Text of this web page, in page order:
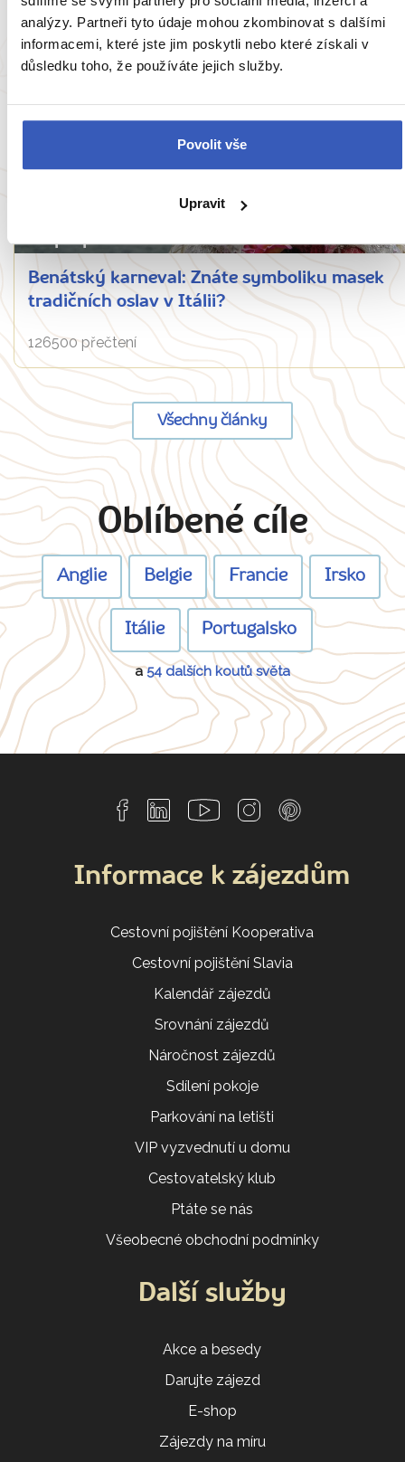
analýzy. Partneři tyto údaje mohou zkombinovat s dalšími
informacemi, které jste jim poskytli nebo které získali v
důsledku toho, že používáte jejich služby.
Povolit vše
Upravit
12302 přečtení
Nepropásněte
Benátský karneval: Znáte symboliku masek
tradičních oslav v Itálii?
126500 přečtení
Všechny články
Oblíbené cíle
Anglie Belgie Francie Irsko
Itálie Portugalsko
a54 dalších koutů světa
Informace k zájezdům
Cestovní pojištění Kooperativa
Cestovní pojištění Slavia
Kalendář zájezdů
Srovnání zájezdů
Náročnost zájezdů
Sdílení pokoje
Parkování na letišti
VIP vyzvednutí u domu
Cestovatelský klub
Ptáte se nás
Všeobecné obchodní podmínky
Další služby
Akce a besedy
Darujte zájezd
E-shop
Zájezdy na míru